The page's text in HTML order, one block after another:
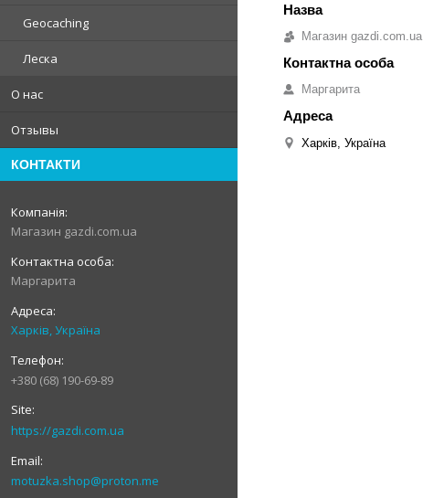
Geocaching
Леска
О нас
Отзывы
КОНТАКТИ
Магазин gazdi.com.ua
Маргарита
Харків, Україна
+380 (68) 190-69-89
https://gazdi.com.ua
motuzka.shop@proton.me
Магазин gazdi.com.ua
Маргарита
Харків, Україна